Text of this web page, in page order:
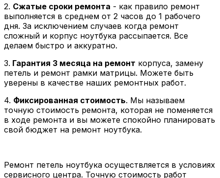
2. Сжатые сроки ремонта - как правило ремонт
выполняется в среднем от 2 часов до 1 рабочего
дня. За исключением случаев когда ремонт
сложный и корпус ноутбука рассыпается. Все
делаем быстро и аккуратно.
3. Гарантия 3 месяца на ремонт корпуса, замену
петель и ремонт рамки матрицы. Можете быть
уверены в качестве наших ремонтных работ.
4. Фиксированная стоимость. Мы называем
точную стоимость ремонта, которая не поменяется
в ходе ремонта и вы можете спокойно планировать
свой бюджет на ремонт ноутбука.
Ремонт петель ноутбука осуществляется в условиях
сервисного центра. Точную стоимость работ